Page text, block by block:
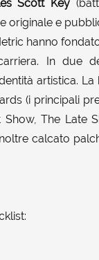
Scott Key
originale e
hanno
In due
artistica.
(i principali
The Late
calcato